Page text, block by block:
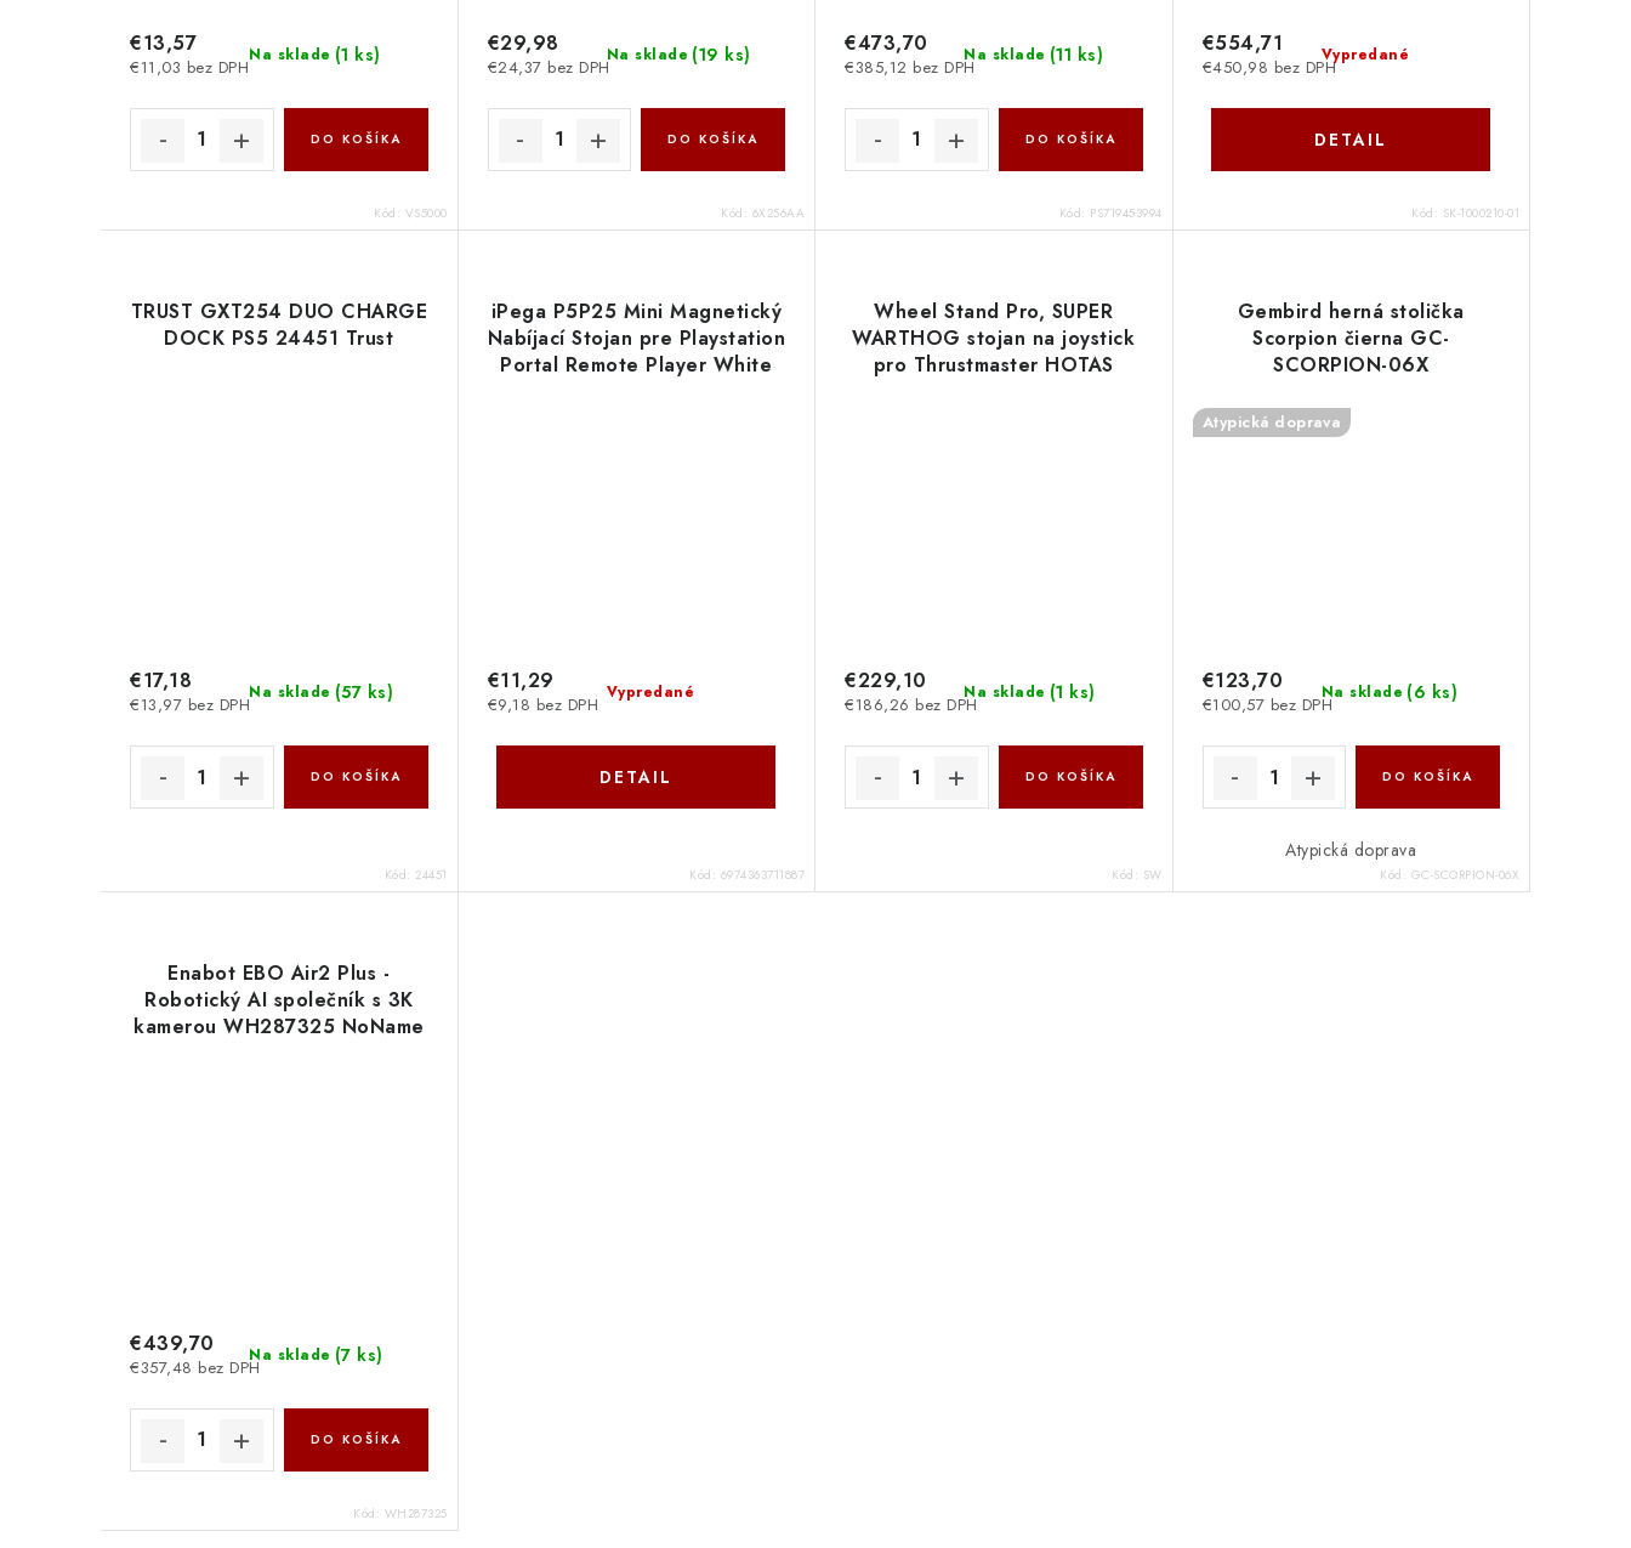
Na sklade (1 ks)
€11,03 bez DPH
€13,57
DO KOŠÍKA
Kód: VS5000
Na sklade (19 ks)
€24,37 bez DPH
€29,98
DO KOŠÍKA
Kód: 6X256AA
Na sklade (11 ks)
€385,12 bez DPH
€473,70
DO KOŠÍKA
Kód: PS719453994
Vypredané
€450,98 bez DPH
€554,71
DETAIL
Kód: SK-1000210-01
TRUST GXT254 DUO CHARGE
DOCK PS5 24451 Trust
Na sklade (57 ks)
€13,97 bez DPH
€17,18
DO KOŠÍKA
Kód: 24451
iPega P5P25 Mini Magnetický
Nabíjací Stojan pre Playstation
Portal Remote Player White
Vypredané
€9,18 bez DPH
€11,29
DETAIL
Kód: 6974363711887
Wheel Stand Pro, SUPER
WARTHOG stojan na joystick
pro Thrustmaster HOTAS
Na sklade (1 ks)
€186,26 bez DPH
€229,10
DO KOŠÍKA
Kód: SW
Gembird herná stolička
Scorpion čierna GC-
SCORPION-06X
Atypická doprava
Na sklade (6 ks)
€100,57 bez DPH
€123,70
DO KOŠÍKA
Atypická doprava
Kód: GC-SCORPION-06X
Enabot EBO Air2 Plus -
Robotický AI společník s 3K
kamerou WH287325 NoName
Na sklade (7 ks)
€357,48 bez DPH
€439,70
DO KOŠÍKA
Kód: WH287325